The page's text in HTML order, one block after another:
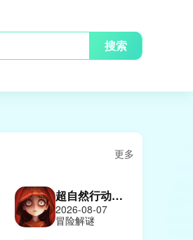
搜索
更多
超自然行动组2026
2026-08-07
冒险解谜